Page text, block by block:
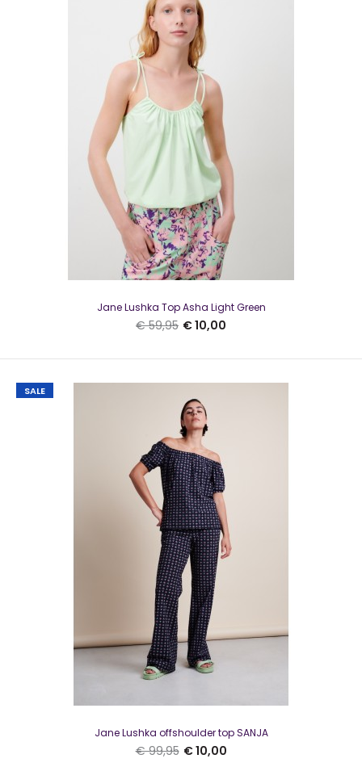
Jane Lushka broek MEDEA TJ Blauw
€ 129,95
€ 10,00
Jane Lushka broek MEDEA TJ BlauwSupergaaf broekje met
een tweeknoopssluiting, + riemlussen Draa..
Jane Lushka broek DALAS TJ FUXIA winter
Jane Lushka Top Asha Light Green
€ 59,95 € 10,00
SALE
Jane Lushka offshoulder top SANJA
€ 99,95 € 10,00